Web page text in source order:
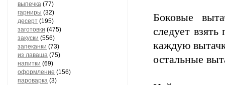
выпечка (77)
гарниры (32)
десерт (195)
заготовки (475)
закуски (556)
запеканки (73)
из лаваша (75)
напитки (69)
оформление (156)
пароварка (3)
Боковые
следует
каждую
остальные